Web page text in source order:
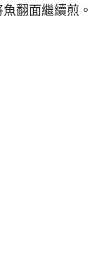
翻面繼續煎。